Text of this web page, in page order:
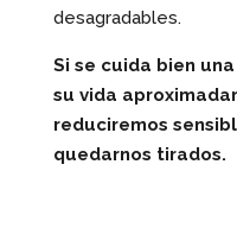
desagradables.
Si se cuida bien
su vida
reduciremos
quedarnos tirados.